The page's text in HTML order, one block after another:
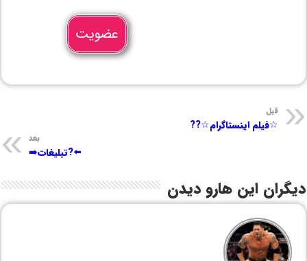
عضویت
قبل
☆فیلم اینستاگرام☆??
بعد
⬅️?تبلیغات➡️
دیگران این هارو دیدن